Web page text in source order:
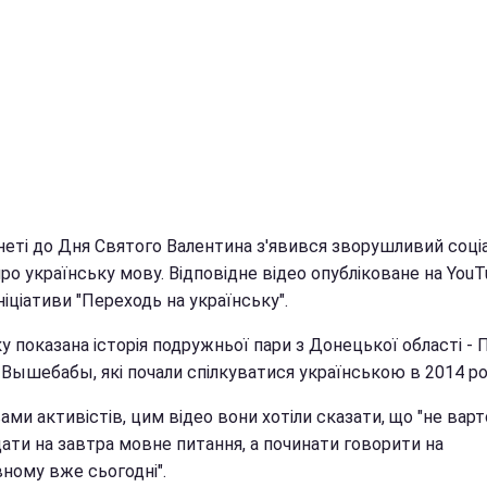
до Дня Святого Валентина з'явився зворушливий
українську мову. Відповідне відео опубліковане на
"Переходь на українську".
показана історія подружньої пари з Донецької області -
які почали спілкуватися українською в 2014
активістів, цим відео вони хотіли сказати, що "не
на завтра мовне питання, а починати говорити на
вже сьогодні".